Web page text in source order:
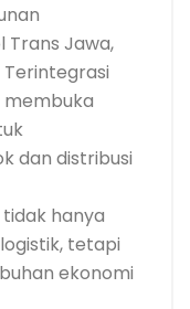
Jawa,
membuka
dan distribusi
hanya
tetapi
ekonomi